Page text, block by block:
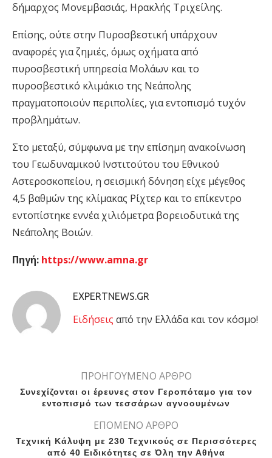
δήμαρχος Μονεμβασιάς, Ηρακλής Τριχείλης.
Επίσης, ούτε στην Πυροσβεστική υπάρχουν
αναφορές για ζημιές, όμως οχήματα από
πυροσβεστική υπηρεσία Μολάων και το
πυροσβεστικό κλιμάκιο της Νεάπολης
πραγματοποιούν περιπολίες, για εντοπισμό τυχόν
προβλημάτων.
Στο μεταξύ, σύμφωνα με την επίσημη ανακοίνωση
του Γεωδυναμικού Ινστιτούτου του Εθνικού
Αστεροσκοπείου, η σεισμική δόνηση είχε μέγεθος
4,5 βαθμών της κλίμακας Ρίχτερ και το επίκεντρο
εντοπίστηκε εννέα χιλιόμετρα βορειοδυτικά της
Νεάπολης Βοιών.
Πηγή: https://www.amna.gr
EXPERTNEWS.GR
Eιδήσεις από την Ελλάδα και τον κόσμο!
ΠΡΟΗΓΟΥΜΕΝΟ ΑΡΘΡΟ
Συνεχίζονται οι έρευνες στον Γεροπόταμο για τον
εντοπισμό των τεσσάρων αγνοουμένων
ΕΠΟΜΕΝΟ ΑΡΘΡΟ
Τεχνική Κάλυψη με 230 Τεχνικούς σε Περισσότερες
από 40 Ειδικότητες σε Όλη την Αθήνα